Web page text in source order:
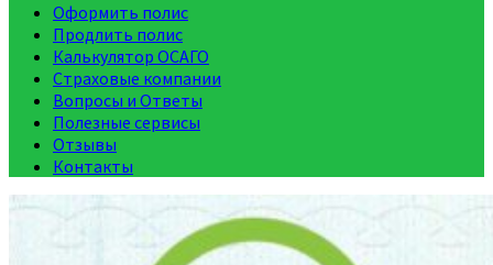
Оформить полис
Продлить полис
Калькулятор ОСАГО
Страховые компании
Вопросы и Ответы
Полезные сервисы
Отзывы
Контакты